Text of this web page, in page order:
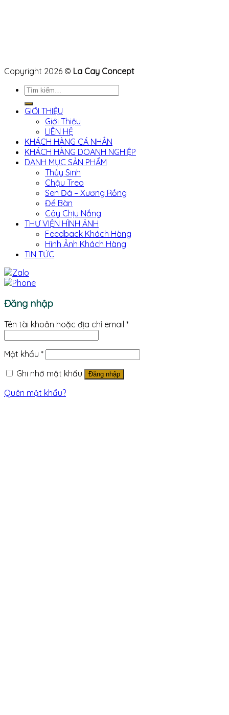
Copyright 2026 © La Cay Concept
Tìm
kiếm:
GIỚI THIỆU
Giới Thiệu
LIÊN HỆ
KHÁCH HÀNG CÁ NHÂN
KHÁCH HÀNG DOANH NGHIỆP
DANH MỤC SẢN PHẨM
Thủy Sinh
Chậu Treo
Sen Đá – Xương Rồng
Để Bàn
Cây Chịu Nắng
THƯ VIỆN HÌNH ẢNH
Feedback Khách Hàng
Hình Ảnh Khách Hàng
TIN TỨC
Đăng nhập
Tên tài khoản hoặc địa chỉ email *
Mật khẩu *
Ghi nhớ mật khẩu
Đăng nhập
Quên mật khẩu?